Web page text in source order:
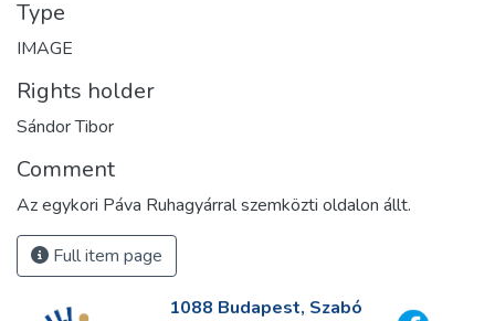
Type
IMAGE
Rights holder
Sándor Tibor
Comment
Az egykori Páva Ruhagyárral szemközti oldalon állt.
Full item page
1088 Budapest, Szabó